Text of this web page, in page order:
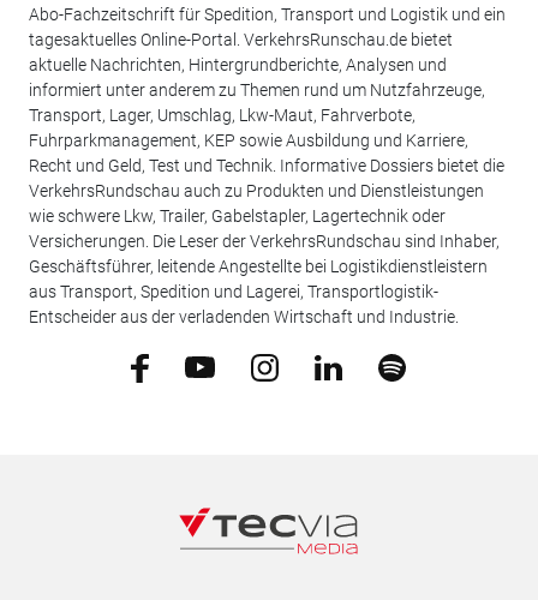
Abo-Fachzeitschrift für Spedition, Transport und Logistik und ein
tagesaktuelles Online-Portal. VerkehrsRunschau.de bietet
aktuelle Nachrichten, Hintergrundberichte, Analysen und
informiert unter anderem zu Themen rund um Nutzfahrzeuge,
Transport, Lager, Umschlag, Lkw-Maut, Fahrverbote,
Fuhrparkmanagement, KEP sowie Ausbildung und Karriere,
Recht und Geld, Test und Technik. Informative Dossiers bietet die
VerkehrsRundschau auch zu Produkten und Dienstleistungen
wie schwere Lkw, Trailer, Gabelstapler, Lagertechnik oder
Versicherungen. Die Leser der VerkehrsRundschau sind Inhaber,
Geschäftsführer, leitende Angestellte bei Logistikdienstleistern
aus Transport, Spedition und Lagerei, Transportlogistik-
Entscheider aus der verladenden Wirtschaft und Industrie.